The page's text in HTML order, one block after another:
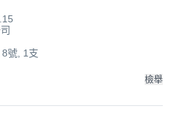
號, 1支
檢舉